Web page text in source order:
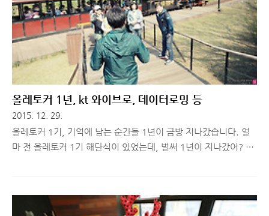
올레토커 1년, kt 와이브로, 데이터로밍 등
2015. 12. 29.
올레토커 1기, 기억에 남는 순간들 1년이 금방 지나갔습니다. 얼
마 전 올레토커 1기 해단식이 있었는데, 벌써 1년이 지나갔어? 라
토커 활동을 마무리 하면서 1년 간 체험해본 올레 kt 서비스 중, 기